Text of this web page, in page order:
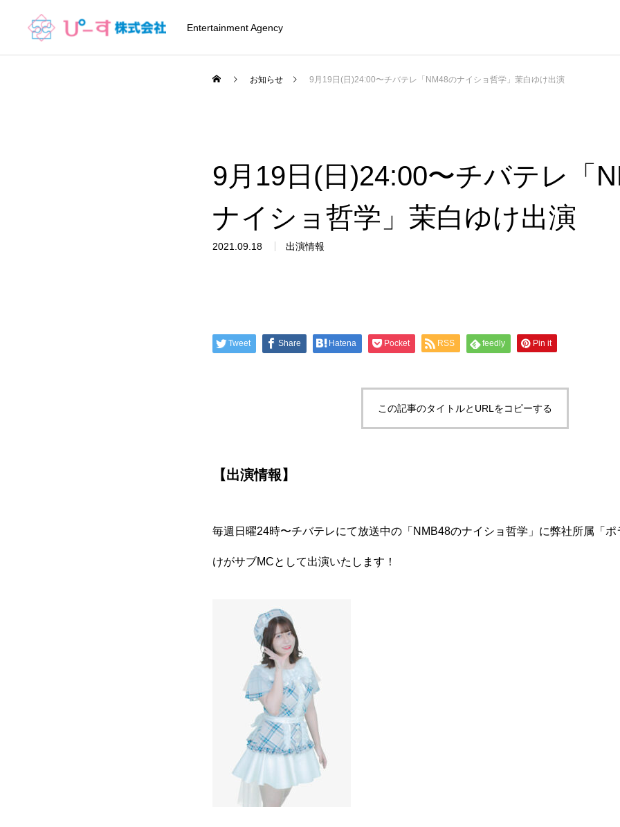
Entertainment Agency
お知らせ 9月19日(日)24:00〜チバテレ「NM48のナイショ哲学」茉白ゆけ出演
9月19日(日)24:00〜チバテレ「
ナイショ哲学」茉白ゆけ出演
2021.09.18 出演情報
Tweet Share Hatena Pocket RSS feedly Pin it
この記事のタイトルとURLをコピーする
【出演情報】
毎週日曜24時〜チバテレにて放送中の「NMB48のナイショ哲学」に弊社所属「
けがサブMCとして出演いたします！